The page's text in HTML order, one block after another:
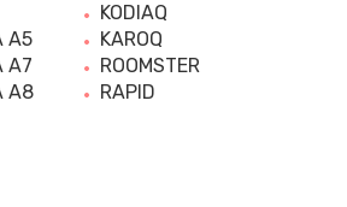
A5
A7
A8
KODIAQ
KAROQ
ROOMSTER
RAPID